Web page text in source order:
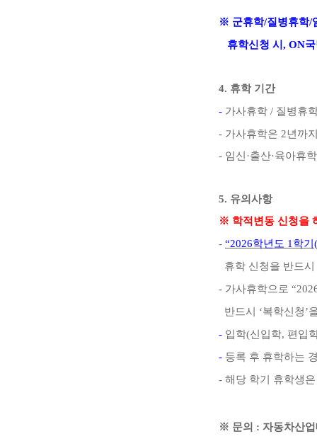
※ 군휴학/질병휴학/
휴학신청 시, ON
4. 휴학 기간
- 가사휴학 / 질병휴
- 가사휴학은 2년까
- 임신 ·출산·육아휴
5. 유의사항
※ 학적변동 신청을
- “2026학년도 1 학기
휴학 신청을 반드
- 가사휴학으로
반드시 ‘복학신청’
- 입학(신입학, 편입
- 등록 후 휴학하는
- 해당 학기 휴학생
※ 문의 : 자동차산